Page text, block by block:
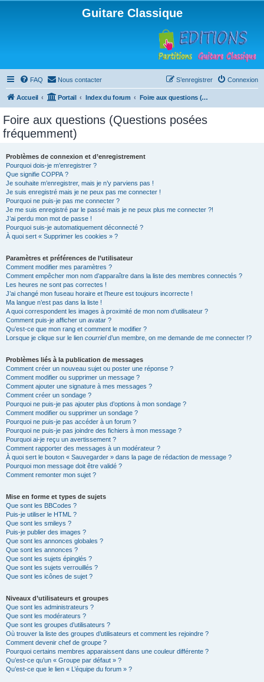
Guitare Classique
FAQ Nous contacter Connexion
S’enregistrer
Accueil Portail Index du forum Foire aux questions (Questions posées fréquemment)
Foire aux questions (Questions posées
fréquemment)
Problèmes de connexion et d’enregistrement
Pourquoi dois-je m’enregistrer ?
Que signifie COPPA ?
Je souhaite m’enregistrer, mais je n’y parviens pas !
Je suis enregistré mais je ne peux pas me connecter !
Pourquoi ne puis-je pas me connecter ?
Je me suis enregistré par le passé mais je ne peux plus me connecter ?!
J’ai perdu mon mot de passe !
Pourquoi suis-je automatiquement déconnecté ?
À quoi sert « Supprimer les cookies » ?
Paramètres et préférences de l’utilisateur
Comment modifier mes paramètres ?
Comment empêcher mon nom d’apparaître dans la liste des membres connectés ?
Les heures ne sont pas correctes !
J’ai changé mon fuseau horaire et l’heure est toujours incorrecte !
Ma langue n’est pas dans la liste !
A quoi correspondent les images à proximité de mon nom d’utilisateur ?
Comment puis-je afficher un avatar ?
Qu’est-ce que mon rang et comment le modifier ?
Lorsque je clique sur le lien courrield’un membre, on me demande de me connecter !?
Problèmes liés à la publication de messages
Comment créer un nouveau sujet ou poster une réponse ?
Comment modifier ou supprimer un message ?
Comment ajouter une signature à mes messages ?
Comment créer un sondage ?
Pourquoi ne puis-je pas ajouter plus d’options à mon sondage ?
Comment modifier ou supprimer un sondage ?
Pourquoi ne puis-je pas accéder à un forum ?
Pourquoi ne puis-je pas joindre des fichiers à mon message ?
Pourquoi ai-je reçu un avertissement ?
Comment rapporter des messages à un modérateur ?
À quoi sert le bouton « Sauvegarder » dans la page de rédaction de message ?
Pourquoi mon message doit être validé ?
Comment remonter mon sujet ?
Mise en forme et types de sujets
Que sont les BBCodes ?
Puis-je utiliser le HTML ?
Que sont les smileys ?
Puis-je publier des images ?
Que sont les annonces globales ?
Que sont les annonces ?
Que sont les sujets épinglés ?
Que sont les sujets verrouillés ?
Que sont les icônes de sujet ?
Niveaux d’utilisateurs et groupes
Que sont les administrateurs ?
Que sont les modérateurs ?
Que sont les groupes d’utilisateurs ?
Où trouver la liste des groupes d’utilisateurs et comment les rejoindre ?
Comment devenir chef de groupe ?
Pourquoi certains membres apparaissent dans une couleur différente ?
Qu’est-ce qu’un « Groupe par défaut » ?
Qu’est-ce que le lien « L’équipe du forum » ?